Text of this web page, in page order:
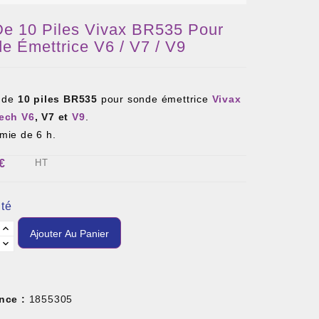
10 Piles Vivax BR535 Pour
Émettrice V6 / V7 / V9
10 piles BR535 pour sonde émettrice Vivax
V6, V7 et V9
de 6 h.
HT
Ajouter Au Panier
: 1855305